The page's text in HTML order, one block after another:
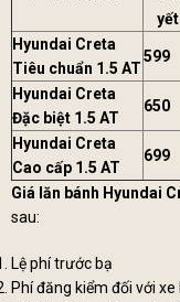
yết
Hyundai Creta
Tiêu chuẩn 1.5 AT
599
Hyundai Creta
Đặc biệt 1.5 AT
650
Hyundai Creta
Cao cấp 1.5 AT
699
Giá lăn bánh Hyundai
sau:
Lệ phí trước bạ
Phí đăng kiểm đối với